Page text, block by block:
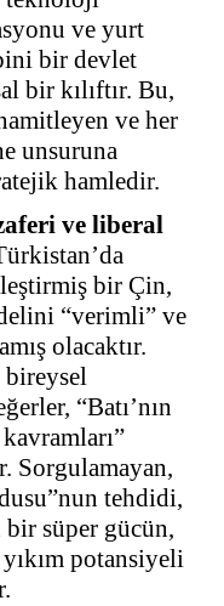
ve yurt
bir devlet
bir kılıftır. Bu,
ve her
unsuruna
hamledir.
ve liberal
bir Çin,
“verimli” ve
olacaktır.
bireysel
“Batı’nın
Sorgulamayan,
tehdidi,
süper gücün,
potansiyeli